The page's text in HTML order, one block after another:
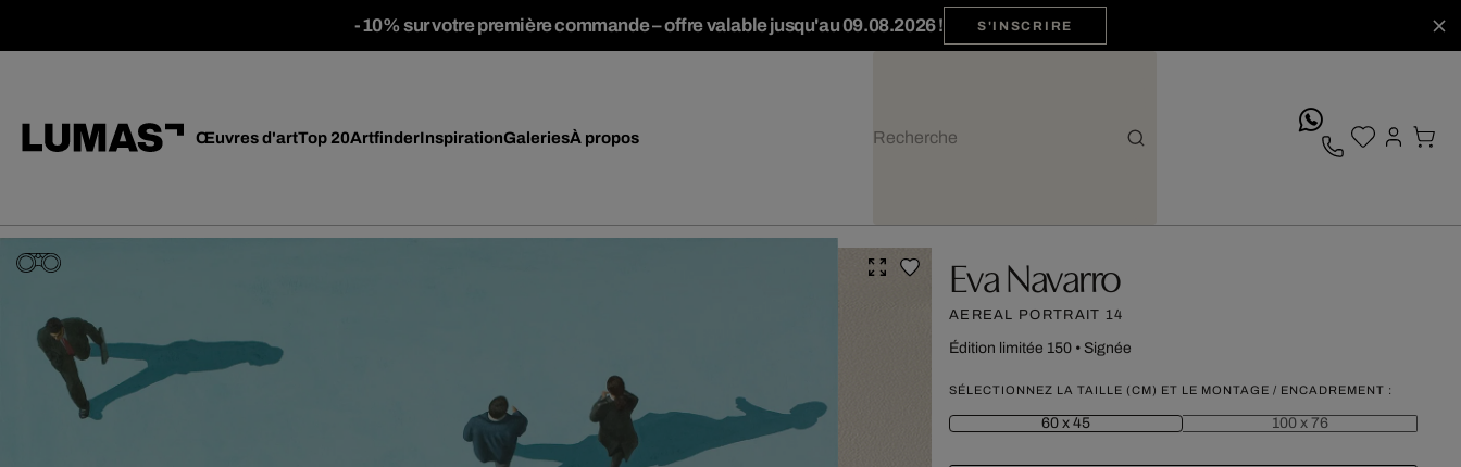
-10% sur votre première commande – offre valable jusqu'au 09.08.2026 ! S'INSCRIRE
Œuvres d'artTop 20ArtfinderInspirationGaleriesÀ propos
Eva Navarro
AEREAL PORTRAIT 14
Édition limitée 150• Signée
SÉLECTIONNEZ LA TAILLE (CM) ET LE MONTAGE / ENCADREMENT :
60 x 45 100 x 76